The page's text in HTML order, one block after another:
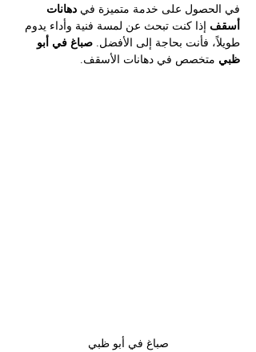
في الحصول على خدمة متميزة في دهانات
أسقف إذا كنت تبحث عن لمسة فنية وأداء يدوم
طويلاً، فأنت بحاجة إلى الأفضل. صباغ في أبو
ظبي متخصص في دهانات الأسقف.
صباغ في أبو ظبي